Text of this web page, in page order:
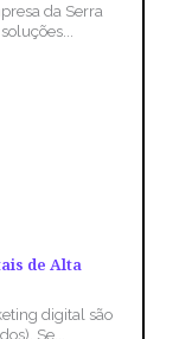
da Serra
de Alta
digital são
Se...